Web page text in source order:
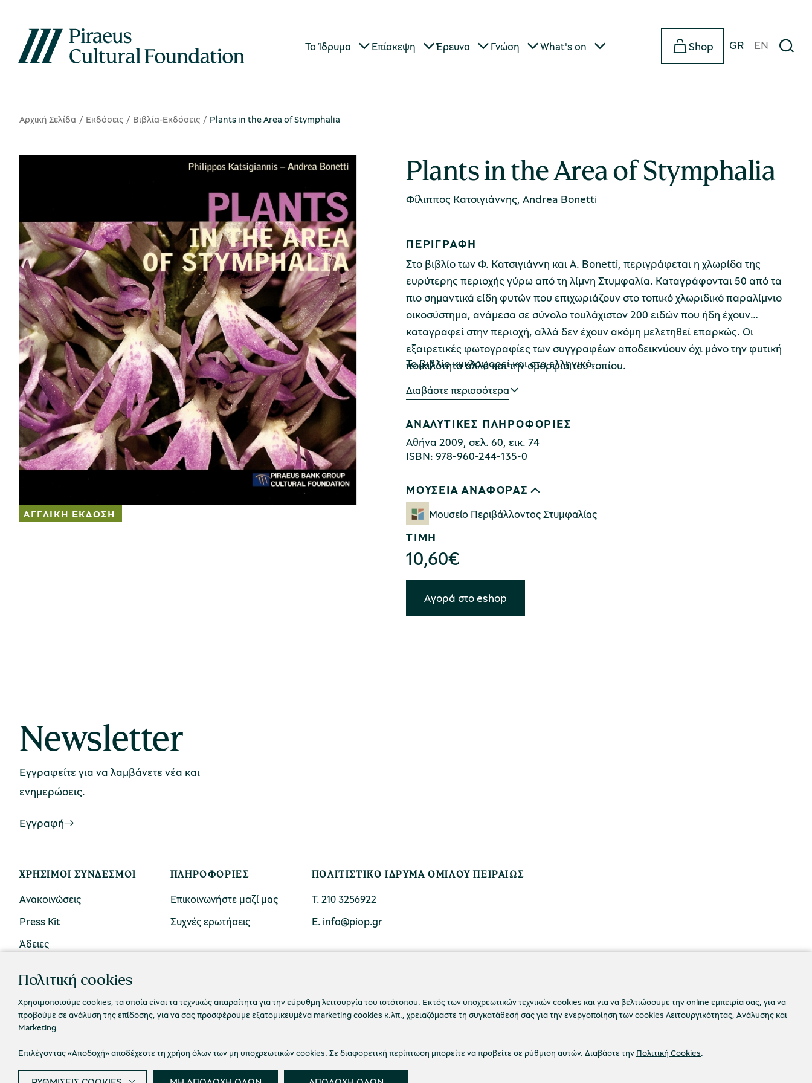
Το Ίδρυμα Επίσκεψη Έρευνα Γνώση What's on Shop GR EN
Αρχική Σελίδα Εκδόσεις Βιβλία-Εκδόσεις Plants in the Area of Stymphalia
Plants in the Area of Stymphalia
Φίλιππος Κατσιγιάννης, Andrea Bonetti
ΠΕΡΙΓΡΑΦΗ
Στο βιβλίο των Φ. Κατσιγιάννη και A. Bonetti, περιγράφεται η χλωρίδα της
ευρύτερης περιοχής γύρω από τη λίμνη Στυμφαλία. Καταγράφονται 50 από τα
πιο σημαντικά είδη φυτών που επιχωριάζουν στο τοπικό χλωριδικό παραλίμνιο
οικοσύστημα, ανάμεσα σε σύνολο τουλάχιστον 200 ειδών που ήδη έχουν
καταγραφεί στην περιοχή, αλλά δεν έχουν ακόμη μελετηθεί επαρκώς. Οι
εξαιρετικές φωτογραφίες των συγγραφέων αποδεικνύουν όχι μόνο την φυτική
ποικιλότητα αλλά και την ομορφιά του τοπίου.
To βιβλίο κυκλοφορεί και στα ελληνικά.
Διαβάστε περισσότερα
ΑΝΑΛΥΤΙΚΕΣ ΠΛΗΡΟΦΟΡΙΕΣ
Αθήνα 2009, σελ. 60, εικ. 74
ISBN: 978-960-244-135-0
ΜΟΥΣΕΙΑ ΑΝΑΦΟΡΑΣ
Μουσείο Περιβάλλοντος Στυμφαλίας
ΤΙΜΗ
10,60€
Αγορά στο eshop
Newsletter
Εγγραφείτε για να λαμβάνετε νέα και
ενημερώσεις.
Εγγραφή
ΧΡΉΣΙΜΟΙ ΣΎΝΔΕΣΜΟΙ
Ανακοινώσεις
Press Kit
Άδειες
ΠΛΗΡΟΦΟΡΊΕΣ
Επικοινωνήστε μαζί μας
Συχνές ερωτήσεις
ΠΟΛΙΤΙΣΤΙΚΟ ΙΔΡΥΜΑ ΟΜΙΛΟΥ ΠΕΙΡΑΙΩΣ
Τ. 210 3256922
Ε. info@piop.gr
ΣΥΝΔΕΘΕΙΤΕ ΜΑΖΙ ΜΑΣ
Πολιτική cookies
Χρησιμοποιούμε cookies, τα οποία είναι τα τεχνικώς απαραίτητα για την εύρυθμη λειτουργία του ιστότοπου. Εκτός των υποχρεωτικών τεχνικών cookies και για να βελτιώσουμε την online εμπειρία σας, για να
προβούμε σε ανάλυση της επίδοσης, για να σας προσφέρουμε εξατομικευμένα marketing cookies κ.λπ., χρειαζόμαστε τη συγκατάθεσή σας για την ενεργοποίηση των cookies Λειτουργικότητας, Ανάλυσης και
Marketing.
Επιλέγοντας «Αποδοχή» αποδέχεστε τη χρήση όλων των μη υποχρεωτικών cookies. Σε διαφορετική περίπτωση μπορείτε να προβείτε σε ρύθμιση αυτών. Διαβάστε την Πολιτική Cookies.